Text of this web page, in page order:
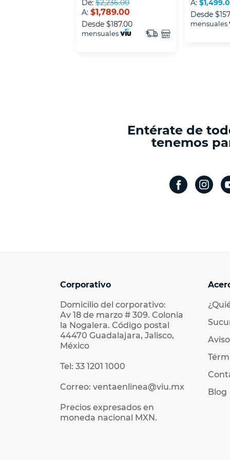
De: $2,236.00
A: $1,789.00
Desde $187.00
mensuales
A:
Desde
mensuales
Entérate de
tenemos
Corporativo
Domicilio del corporativo:
Av 18 de marzo # 309. Colonia
la Nogalera. Código postal
44470 Guadalajara, Jalisco,
México
Tel: 33 1201 1000
Correo: ventaenlinea@viu.mx
Precios expresados en
moneda nacional MXN.
Blog